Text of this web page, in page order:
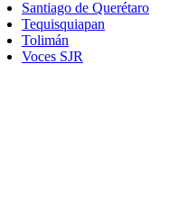
Santiago de Querétaro
Tequisquiapan
Tolimán
Voces SJR